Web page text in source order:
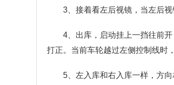
3、接着看左后视镜，当左后
4、出库，启动挂上一挡往前
打正。当前车轮越过左侧控制线时
5、左入库和右入库一样，方向